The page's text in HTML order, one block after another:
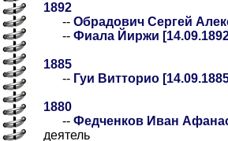
1892
-- Обрадович Сергей
-- Фиала Йиржи
1885
-- Гуи Витторио
1880
-- Федченков Иван
деятель